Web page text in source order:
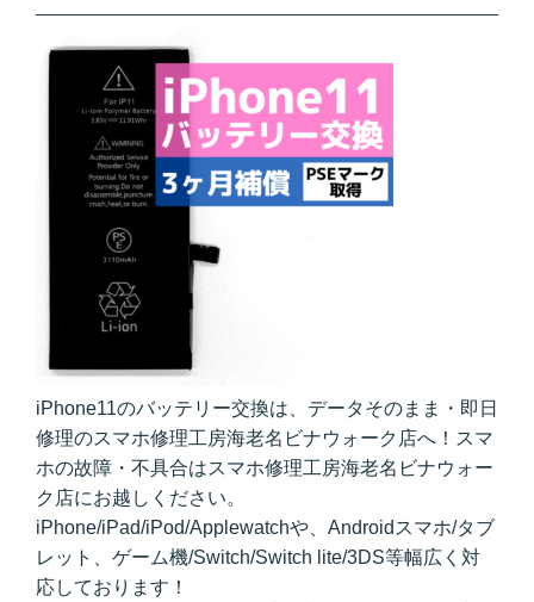
iPhone11のバッテリー交換は、データそのまま・即日
修理のスマホ修理工房海老名ビナウォーク店へ！スマ
ホの故障・不具合はスマホ修理工房海老名ビナウォー
ク店にお越しください。
iPhone/iPad/iPod/Applewatchや、Androidスマホ/タブ
レット、ゲーム機/Switch/Switch lite/3DS等幅広く対
応しております！